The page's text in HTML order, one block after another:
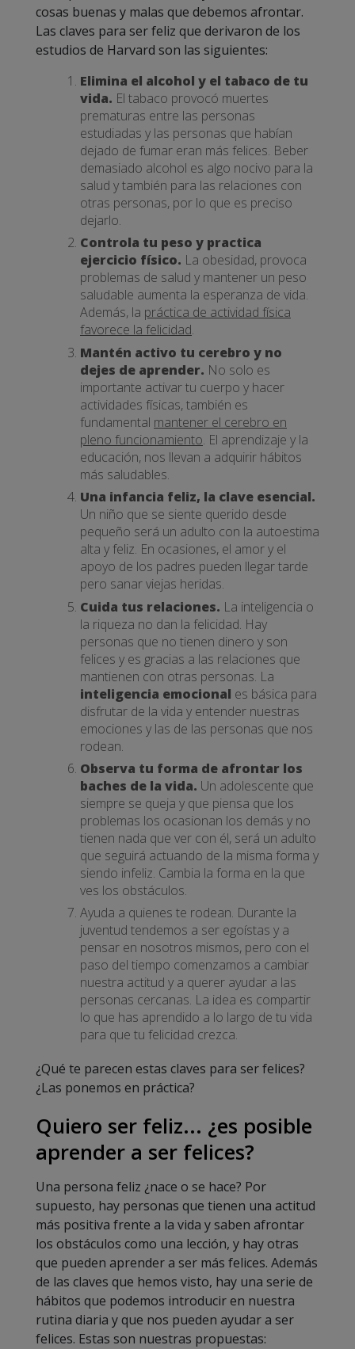
cosas buenas y malas que debemos afrontar.
Las claves para ser feliz que derivaron de los
estudios de Harvard son las siguientes:
Elimina el alcohol y el tabaco de tu
vida. El tabaco provocó muertes
prematuras entre las personas
estudiadas y las personas que habían
dejado de fumar eran más felices. Beber
demasiado alcohol es algo nocivo para la
salud y también para las relaciones con
otras personas, por lo que es preciso
dejarlo.
Controla tu peso y practica
ejercicio físico. La obesidad, provoca
problemas de salud y mantener un peso
saludable aumenta la esperanza de vida.
Además, la práctica de actividad física
favorece la felicidad.
Mantén activo tu cerebro y no
dejes de aprender. No solo es
importante activar tu cuerpo y hacer
actividades físicas, también es
fundamental mantener el cerebro en
pleno funcionamiento. El aprendizaje y la
educación, nos llevan a adquirir hábitos
más saludables.
Una infancia feliz, la clave esencial.
Un niño que se siente querido desde
pequeño será un adulto con la autoestima
alta y feliz. En ocasiones, el amor y el
apoyo de los padres pueden llegar tarde
pero sanar viejas heridas.
Cuida tus relaciones. La inteligencia o
la riqueza no dan la felicidad. Hay
personas que no tienen dinero y son
felices y es gracias a las relaciones que
mantienen con otras personas. La
inteligencia emocional es básica para
disfrutar de la vida y entender nuestras
emociones y las de las personas que nos
rodean.
Observa tu forma de afrontar los
baches de la vida. Un adolescente que
siempre se queja y que piensa que los
problemas los ocasionan los demás y no
tienen nada que ver con él, será un adulto
que seguirá actuando de la misma forma y
siendo infeliz. Cambia la forma en la que
ves los obstáculos.
Ayuda a quienes te rodean. Durante la
juventud tendemos a ser egoístas y a
pensar en nosotros mismos, pero con el
paso del tiempo comenzamos a cambiar
nuestra actitud y a querer ayudar a las
personas cercanas. La idea es compartir
lo que has aprendido a lo largo de tu vida
para que tu felicidad crezca.
¿Qué te parecen estas claves para ser felices?
¿Las ponemos en práctica?
Quiero ser feliz... ¿es posible
aprender a ser felices?
Una persona feliz ¿nace o se hace? Por
supuesto, hay personas que tienen una actitud
más positiva frente a la vida y saben afrontar
los obstáculos como una lección, y hay otras
que pueden aprender a ser más felices. Además
de las claves que hemos visto, hay una serie de
hábitos que podemos introducir en nuestra
rutina diaria y que nos pueden ayudar a ser
felices. Estas son nuestras propuestas: